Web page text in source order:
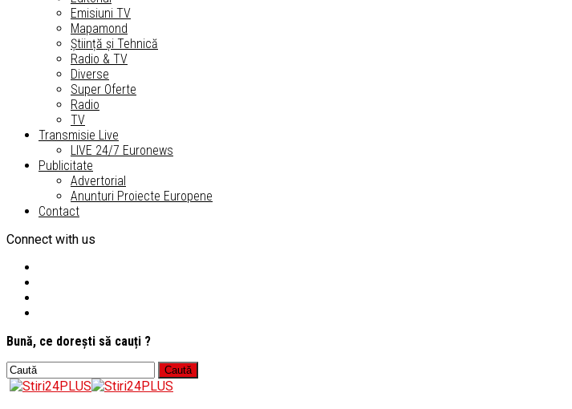
Emisiuni TV
Mapamond
Știință și Tehnică
Radio & TV
Diverse
Super Oferte
Radio
TV
Transmisie Live
LIVE 24/7 Euronews
Publicitate
Advertorial
Anunturi Proiecte Europene
Contact
Connect with us
Bună, ce dorești să cauți ?